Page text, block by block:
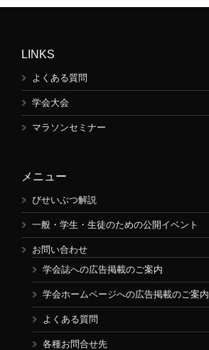
LINKS
よくある質問
学会大会
マラソンセミナー
メニュー
びせいぶつ解説
一般・学生・生徒のための公開イベント
お問い合わせ
学会誌への広告掲載のご案内
学会ホームページへの広告掲載のご案内
よくある質問
各種お問合せ先